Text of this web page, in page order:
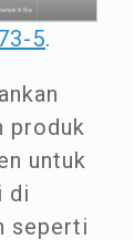
5.
produk
untuk
di
seperti